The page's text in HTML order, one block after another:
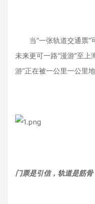
当“一张轨道交通票”
未来更可一路“漫游”至
游”正在被一公里一公里地
门票是引信，轨道是筋骨